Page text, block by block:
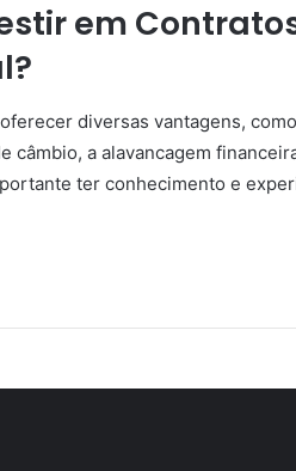
em
diversas vantagens,
câmbio, a alavancagem
ter conhecimento e